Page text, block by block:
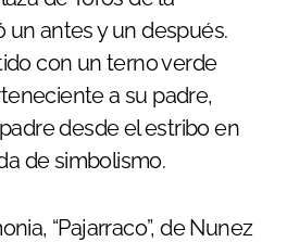
un antes y un después.
con un terno verde
a su padre,
desde el estribo en
de simbolismo.
“Pajarraco”, de Nunez